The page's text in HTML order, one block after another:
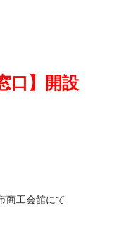
口】開設
商工会館にて